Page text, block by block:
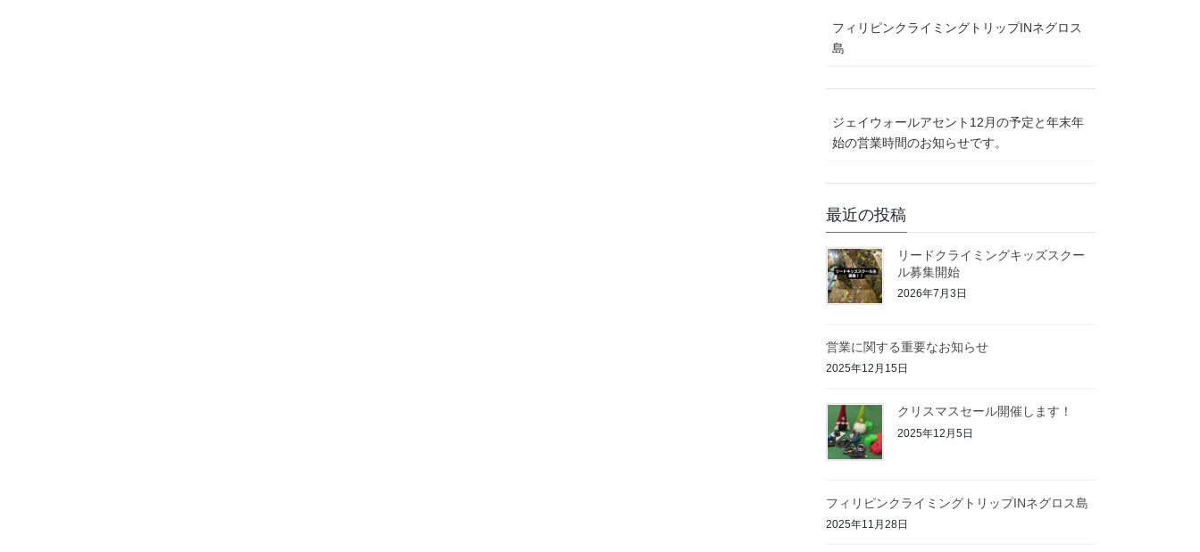
フィリピンクライミングトリップINネグロス
島
ジェイウォールアセント12月の予定と年末年
始の営業時間のお知らせです。
最近の投稿
リードクライミングキッズスクー
ル募集開始
2026年7月3日
営業に関する重要なお知らせ
2025年12月15日
クリスマスセール開催します！
2025年12月5日
フィリピンクライミングトリップINネグロス島
2025年11月28日